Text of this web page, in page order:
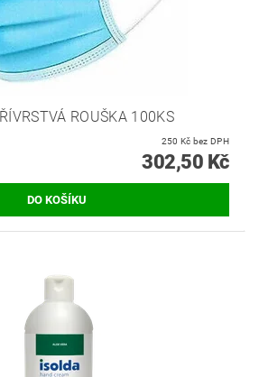
ROUŠKA 100KS
250 Kč bez DPH
302,50 Kč